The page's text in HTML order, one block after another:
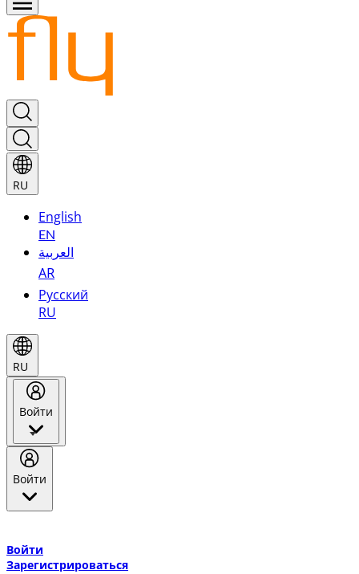
RU
English
EN
العربية
AR
Русский
RU
RU
Войти
Войти
Войти
Зарегистрироваться